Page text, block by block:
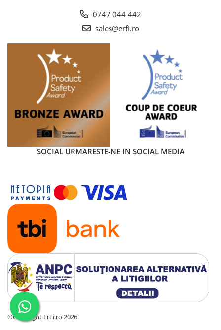
Special conceputa pentru nou-nascuti de la 40 cm inaltime,
scoica auto Cybex Cloud G i-Size creste impreuna cu copilul.
Tetiera reglabila in 14 pozitii poate fi ajustata cu usurinta
confort si siguranta de-a lungul timpului.
Sistemul de ventilatie integrat asigura un confort constant
pentru copil in toate anotimpurile. Orificiile de aerisire atent
amplasate permit aerului sa circule liber si sa fie evacuat
eficient din scoica, creand o senzatie de prospetime pe tot
parcursul calatoriei. Versiunea Plus a scoicii auto Cybex
Cloud G i-Size include o tesatura suplimentara din plasa,
care imbunatateste respirabilitatea de pana la 6 ori fata de
materialele obisnuite.
0747 044 442
sales@erfi.ro
SOCIAL URMARESTE-NE IN SOCIAL MEDIA
©Copyright ErFi.ro 2026